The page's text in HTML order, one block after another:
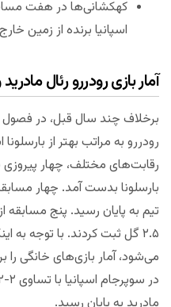
کهکشانی‌ها در هفت
اسپانیا برنده از زمین
آمار بازی رودررورئال مادرید
برخلاف چند سال قبل، در فصول
رودررو به مراتب بهتر از
رقابت‌های مختلف، چهار پیروزی
بارسلونا بدست آمد. چهار
تیم به پایان رسید. پنج
۲.۵ گل ثبت کردند. با توجه به
می‌شود، آمار بازی‌های خانگی را